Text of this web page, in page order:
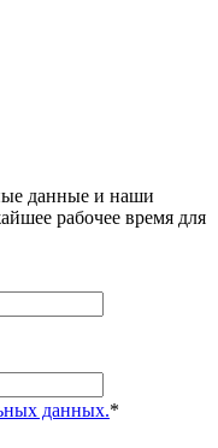
данные и наши
рабочее время для
данных.*